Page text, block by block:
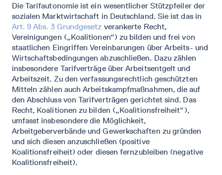
Die Tarifautonomie ist ein wesentlicher Stützpfeiler der
sozialen Marktwirtschaft in Deutschland. Sie ist das in
Art. 9 Abs. 3 Grundgesetz verankerte Recht,
Vereinigungen („Koalitionen“) zu bilden und frei von
staatlichen Eingriffen Vereinbarungen über Arbeits- und
Wirtschaftsbedingungen abzuschließen. Dazu zählen
insbesondere Tarifverträge über Arbeitsentgelt und
Arbeitszeit. Zu den verfassungsrechtlich geschützten
Mitteln zählen auch Arbeitskampfmaßnahmen, die auf
den Abschluss von Tarifverträgen gerichtet sind. Das
Recht, Koalitionen zu bilden („Koalitionsfreiheit“),
umfasst insbesondere die Möglichkeit,
Arbeitgeberverbände und Gewerkschaften zu gründen
und sich diesen anzuschließen (positive
Koalitionsfreiheit) oder diesen fernzubleiben (negative
Koalitionsfreiheit).